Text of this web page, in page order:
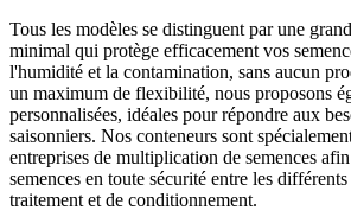
Tous les modèles se distinguent par une
minimal qui protège efficacement vos
l'humidité et la contamination, sans aucun
un maximum de flexibilité, nous proposons
personnalisées, idéales pour répondre aux
saisonniers. Nos conteneurs sont
entreprises de multiplication de semences
semences en toute sécurité entre les
traitement et de conditionnement.